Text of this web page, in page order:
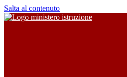
Salta al contenuto